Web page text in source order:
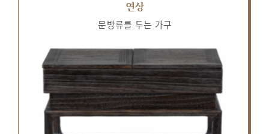
연상
문방류를 두는 가구